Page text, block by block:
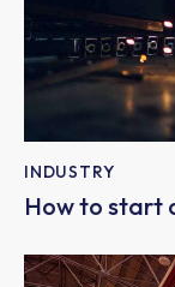
INDUSTRY
How to start